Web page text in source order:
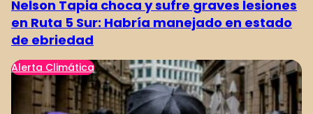
Nelson Tapia choca y sufre graves lesiones
en Ruta 5 Sur: Habría manejado en estado
de ebriedad
Alerta Climática